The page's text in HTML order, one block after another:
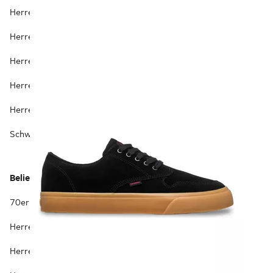
Herren Oxfordschuhe
Herren Sandaletten
Herren Schneeschuhe
Herren Slip-on-Sneaker
Herren Winterschuhe
Schwarze Herrenschuhe
Beliebte Sortimente
70er Jahre Herren Schuhe
Herren Hallenfußballschuhe
Herren Hüttenschuhe